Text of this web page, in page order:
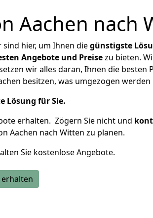
Aachen nach
hier, um Ihnen diegünstigste
Angebote und Preisezu bieten.
wir alles daran, Ihnen die besten
besitzen, was umgezogen werden
Lösung für Sie.
erhalten. Zögern Sie nicht und
Aachen nach Witten zu planen.
Sie kostenlose Angebote.